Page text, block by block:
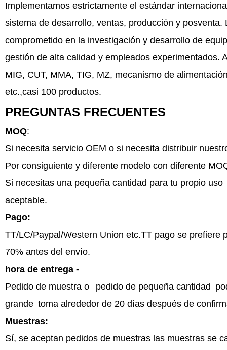
Implementamos estrictamente el estándar
sistema de desarrollo, ventas, producción y
comprometido en la investigación y desarrollo de
gestión de alta calidad y empleados experimentados.
MIG, CUT, MMA, TIG, MZ, mecanismo de
etc.,casi 100 productos.
PREGUNTAS FRECUENTES
MOQ:
Si necesita servicio OEM o si necesita distribuir
Por consiguiente y diferente modelo con diferente
Si necesitas una pequeña cantidad para tu propio uso
aceptable.
Pago:
TT/LC/Paypal/Western Union etc.TT pago se
70% antes del envío.
hora de entrega -
Pedido de muestra o
pedido de pequeña cantidad
grande toma alrededor de 20 días después de
Muestras:
Sí, se aceptan pedidos de muestras las muestras se